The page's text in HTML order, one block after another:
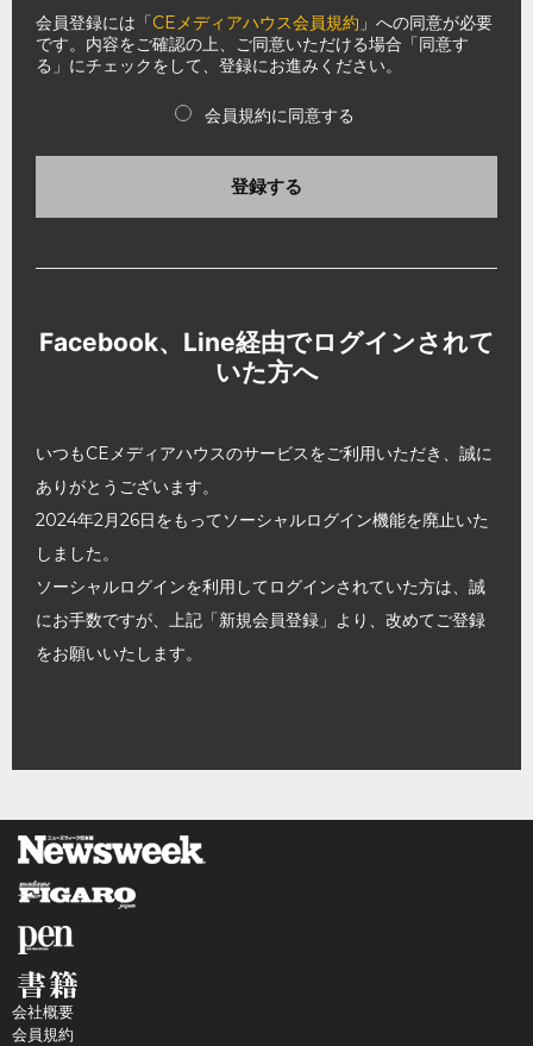
会員登録には「CEメディアハウス会員規約 」への同意が必要
です。内容をご確認の上、ご同意いただける場合「同意す
る」にチェックをして、登録にお進みください。
会員規約に同意する
登録する
Facebook、Line経由でログインされて
いた方へ
いつもCEメディアハウスのサービスをご利用いただき、誠に
ありがとうございます。
2024年2月26日をもってソーシャルログイン機能を廃止いた
しました。
ソーシャルログインを利用してログインされていた方は、誠
にお手数ですが、上記「新規会員登録」より、改めてご登録
をお願いいたします。
会社概要
会員規約